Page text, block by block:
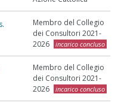
Membro del Collegio
dei Consultori 2021-
2026
incarico concluso
Membro del Collegio
dei Consultori 2021-
2026
incarico concluso